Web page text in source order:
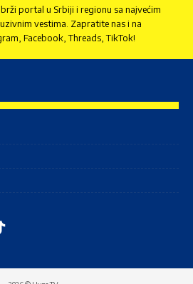
portal u Srbiji i regionu sa najvećim
vestima. Zapratite nas i na
Facebook, Threads, TikTok!